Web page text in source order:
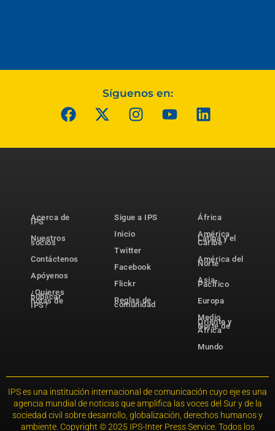
Síguenos en:
Acerca de
IPS
Nuestros
socios
Contáctenos
Apóyenos
¿Quieres
publicar
notas de
IPS?
Sigue a IPS
Inicio
Twitter
Facebook
Flickr
Reglas de
comunidad
África
América
Latina y el
Caribe
América del
Norte
Asia-
Pacífico
Europa
Medio
Oriente y
Norte de
África
Mundo
IPS es una institución internacional de comunicación cuyo eje es una
agencia mundial de noticias que amplifica las voces del Sur y de la
sociedad civil sobre desarrollo, globalización, derechos humanos y
ambiente. Copyright © 2025 IPS-Inter Press Service. Todos los